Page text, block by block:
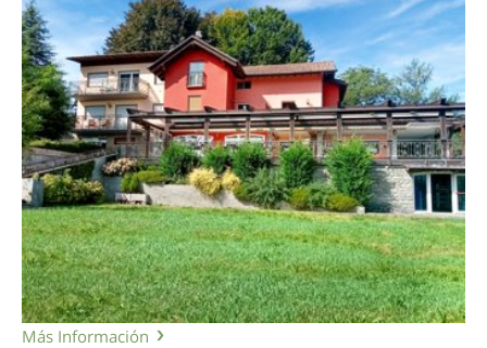
Más Información